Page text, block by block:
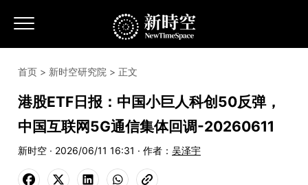
首页 > 新时空研究院 > 正文
港股ETF日报：中国小巨人科创50反弹，
中国互联网5G通信集体回调-20260611
新时空 · 2026/06/11 16:31 · 作者： 吴泽宇